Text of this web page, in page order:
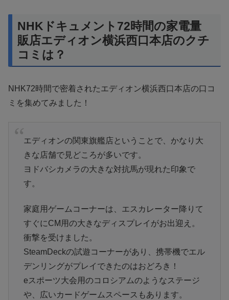
NHKドキュメント72時間の家電量
販店エディオン横浜西口本店のクチ
コミは？
NHK72時間で密着されたエディオン横浜西口本店の口コ
ミを集めてみました！
エディオンの関東旗艦店ということで、かなり大
きな店舗で見どころが多いです。
ヨドバシカメラの大きな対抗馬が現れた印象で
す。
家庭用ゲームコーナーは、エスカレーター降りて
すぐにCM用の大きなディスプレイがお出迎え。
衝撃を受けました。
SteamDeckの試遊コーナーがあり、携帯機でエル
デンリングがプレイできたのはおどろき！
eスポーツ大会用のコロシアムのようなステージ
や、広いカードゲームスペースもあります。